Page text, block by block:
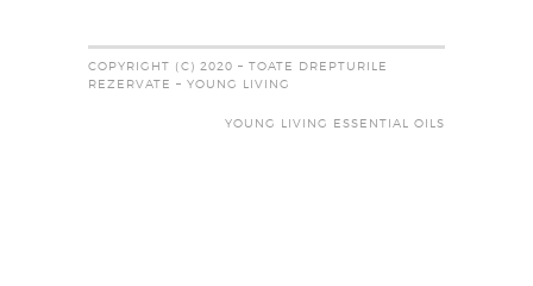
COPYRIGHT (C) 2020 – TOATE DREPTURILE
REZERVATE – YOUNG LIVING
YOUNG LIVING ESSENTIAL OILS